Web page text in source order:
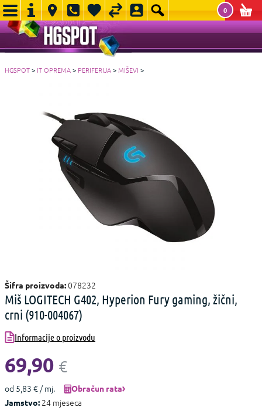
0
HGSPOT> IT OPREMA> PERIFERIJA>MIŠEVI >
Šifra proizvoda:078232
Miš LOGITECH G402, Hyperion Fury gaming, žični,
crni (910-004067)
Informacije o proizvodu
69,90 €
od 5,83 € / mj.
Obračun rata
Jamstvo: 24 mjeseca